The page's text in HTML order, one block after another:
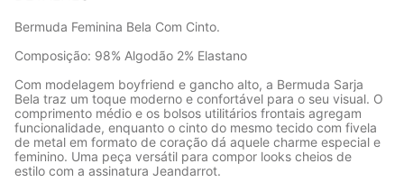
Bermuda Feminina Bela Com Cinto.
Composição: 98% Algodão 2% Elastano
Com modelagem boyfriend e gancho alto, a Bermuda Sarja
Bela traz um toque moderno e confortável para o seu visual. O
comprimento médio e os bolsos utilitários frontais agregam
funcionalidade, enquanto o cinto do mesmo tecido com fivela
de metal em formato de coração dá aquele charme especial e
feminino. Uma peça versátil para compor looks cheios de
estilo com a assinatura Jeandarrot.